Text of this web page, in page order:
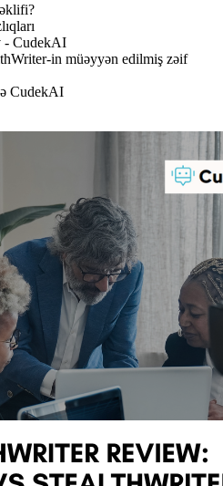
- CudekAI
in müəyyən edilmiş zəif
CudekAI